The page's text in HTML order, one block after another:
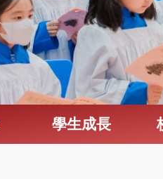
學生成長